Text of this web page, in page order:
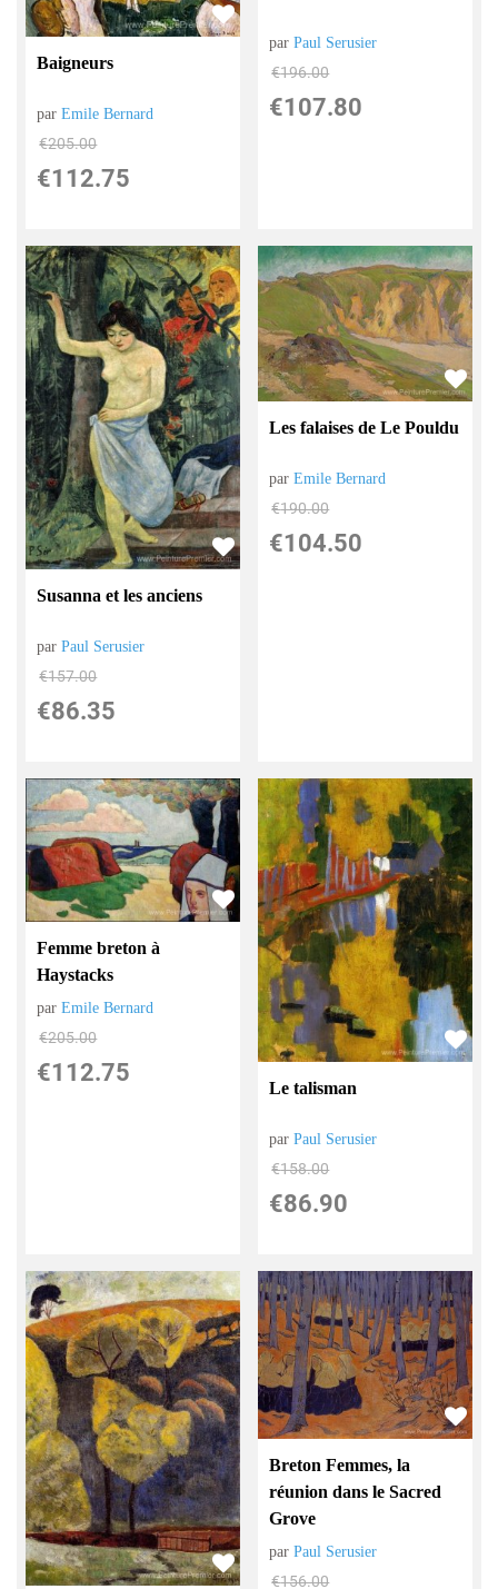
Baigneurs
parEmile Bernard
€205.00
€112.75
parPaul Serusier
€196.00
€107.80
Susanna et les anciens
parPaul Serusier
€157.00
€86.35
Les falaises de Le Pouldu
parEmile Bernard
€190.00
€104.50
Femme breton à
Haystacks
parEmile Bernard
€205.00
€112.75
Le talisman
parPaul Serusier
€158.00
€86.90
Breton Femmes, la
réunion dans le Sacred
Grove
parPaul Serusier
€156.00